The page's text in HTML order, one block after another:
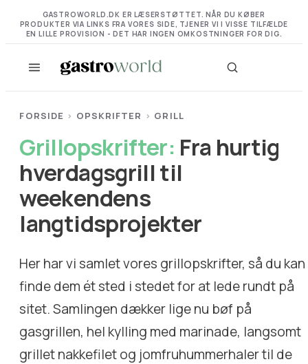
GASTROWORLD.DK ER LÆSERSTØTTET. NÅR DU KØBER
PRODUKTER VIA LINKS FRA VORES SIDE, TJENER VI I VISSE TILFÆLDE
EN LILLE PROVISION - DET HAR INGEN OMKOSTNINGER FOR DIG.
FORSIDE › OPSKRIFTER › GRILL
Grillopskrifter: Fra hurtig
hverdagsgrill til
weekendens
langtidsprojekter
Her har vi samlet vores grillopskrifter, så du kan
finde dem ét sted i stedet for at lede rundt på
sitet. Samlingen dækker lige nu bøf på
gasgrillen, hel kylling med marinade, langsomt
grillet nakkefilet og jomfruhummerhaler til de